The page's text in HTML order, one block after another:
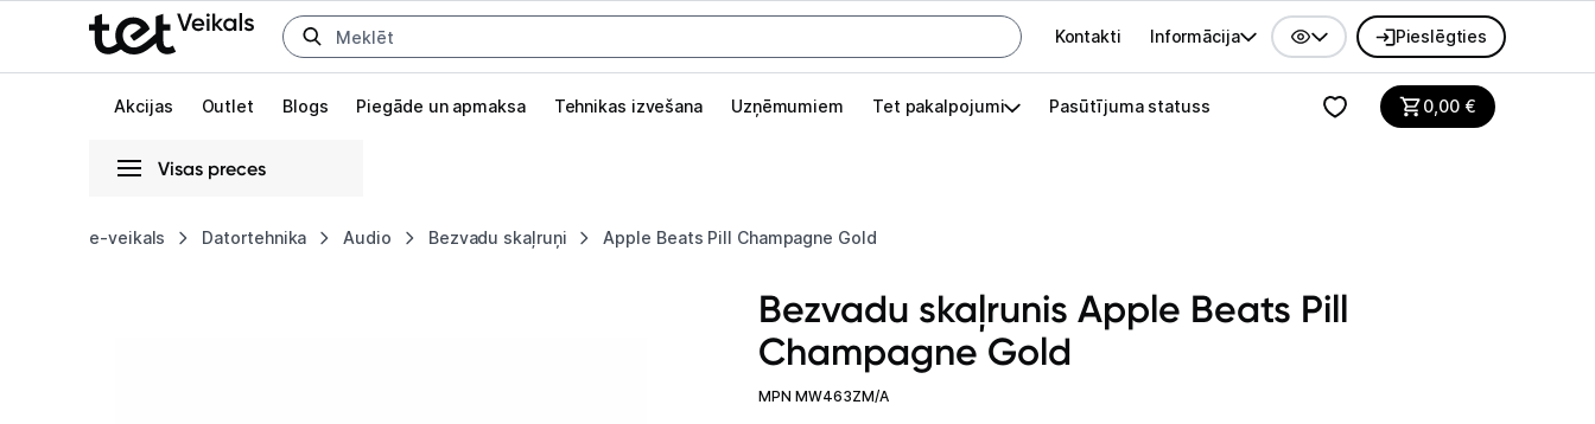
Uz kategorijam Uz galveno saturu
Galvenes izvēlne
Kontakti Informācija Pieslēgties
Akcijas Outlet Blogs Piegāde un apmaksa Tehnikas izvešana Uzņēmumiem Tet pakalpojumi Pasūtījuma statuss 0,00€
Visas preces
e-veikals Datortehnika Audio Bezvadu skaļruņi Apple Beats Pill Champagne Gold
Pieslēgties
Izvēlies kāroto ierīci izdevīgāk!
Bezvadu skaļrunis Apple Beats Pill
Champagne Gold
MPN MW463ZM/A